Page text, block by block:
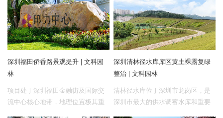
设，建设总面积约28.3万㎡，投资
规模达10亿元。项目建成后将有效
缓解CBD开发给东莞大道及宏图路
带来的交通压力，为后续地块的出
让及开发建设提供高效便捷的交通
纽带。在本项目中，文科园林主要
负责市政道路景观、河道公园景观
的设计工作，包括初步设计、施工
图设计与后期配合等。
体，建成后将成为深圳湾超级总部
基地的地标性建筑。
深圳福田侨香路景观提升 | 文科园
林
项目处于深圳福田金融街及国际交
流中心核心地带，地理位置极其重
深圳清林径水库库区黄土裸露复绿
整治 | 文科园林
清林径水库位于深圳市龙岗区，是
深圳市最大的供水调蓄水库和重要